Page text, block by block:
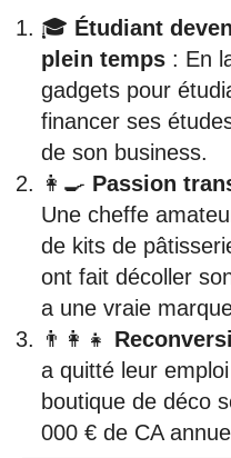
🎓 Étudiant
plein temps : En
gadgets pour
financer ses
de son business.
👩‍🍳 Passion
Une cheffe
de kits de
ont fait décoller
a une vraie
👨‍👩‍👧
a quitté leur
boutique de déco
000 € de CA